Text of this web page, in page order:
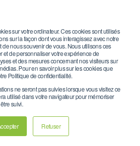
sur votre ordinateur. Ces cookies sont utilisés
sur la façon dont vous interagissez avec notre
de nous souvenir de vous. Nous utilisons ces
et de personnaliser votre expérience de
et des mesures concernant nos visiteurs sur
Pour en savoir plus sur les cookies que
Politique de confidentialité.
ne seront pas suivies lorsque vous visitez ce
utilisé dans votre navigateur pour mémoriser
suivi.
Refuser
d’Ivoire sur la
régionale permet de
brute, le Sénégal se
Côte d’Ivoire, mais devant
Faso, le Bénin et le